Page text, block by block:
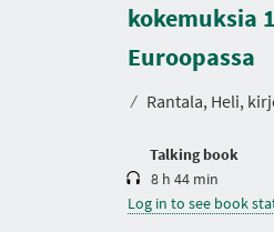
kokemuksia
Euroopassa
⁄ Rantala, Heli,
Talking book
D
u
r
a
i
8 h 44 min
Log in to see book